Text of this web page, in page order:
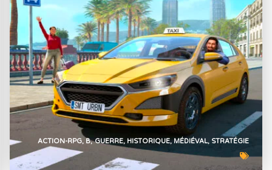
ACTION-RPG B GUERRE HISTORIQUE MÉDIÉVAL STRATÉGIE